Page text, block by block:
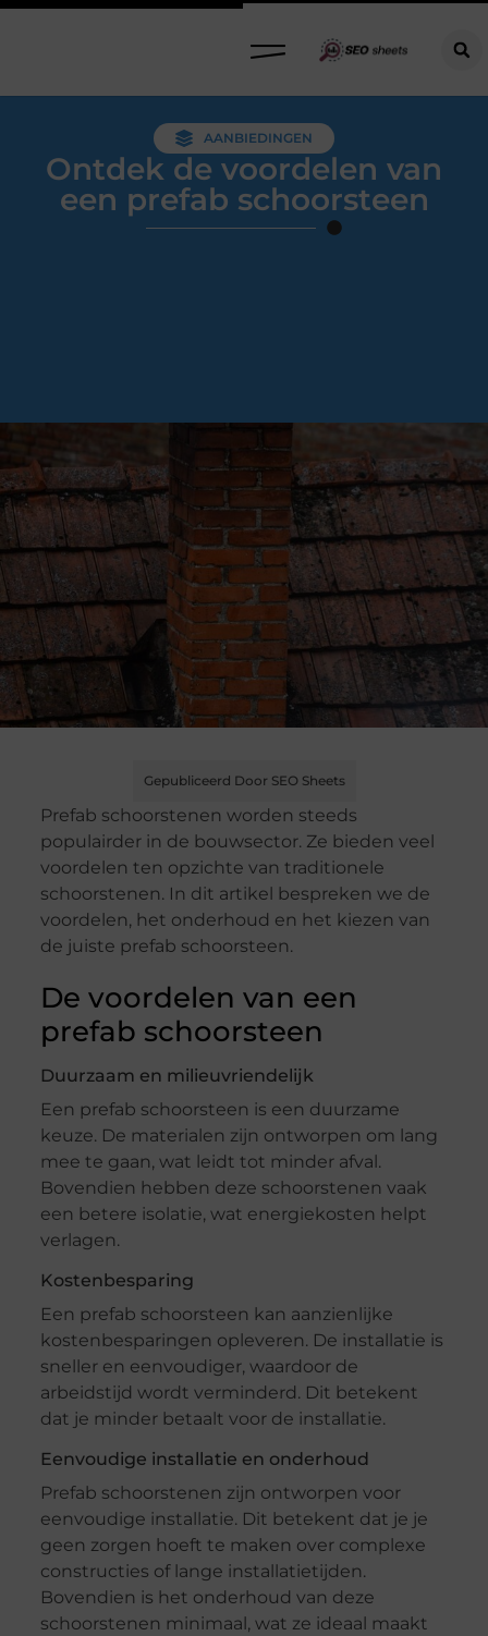
AANBIEDINGEN
Ontdek de voordelen van
een prefab schoorsteen
Gepubliceerd Door SEO Sheets
Prefab schoorstenen worden steeds
populairder in de bouwsector. Ze bieden veel
voordelen ten opzichte van traditionele
schoorstenen. In dit artikel bespreken we de
voordelen, het onderhoud en het kiezen van
de juiste prefab schoorsteen.
De voordelen van een
prefab schoorsteen
Duurzaam en milieuvriendelijk
Een prefab schoorsteen is een duurzame
keuze. De materialen zijn ontworpen om lang
mee te gaan, wat leidt tot minder afval.
Bovendien hebben deze schoorstenen vaak
een betere isolatie, wat energiekosten helpt
verlagen.
Kostenbesparing
Een prefab schoorsteen kan aanzienlijke
kostenbesparingen opleveren. De installatie is
sneller en eenvoudiger, waardoor de
arbeidstijd wordt verminderd. Dit betekent
dat je minder betaalt voor de installatie.
Eenvoudige installatie en onderhoud
Prefab schoorstenen zijn ontworpen voor
eenvoudige installatie. Dit betekent dat je je
geen zorgen hoeft te maken over complexe
constructies of lange installatietijden.
Bovendien is het onderhoud van deze
schoorstenen minimaal, wat ze ideaal maakt